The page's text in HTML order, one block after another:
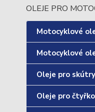
OLEJE PRO
Motocyklové
Motocyklové
Oleje pro
Oleje pro